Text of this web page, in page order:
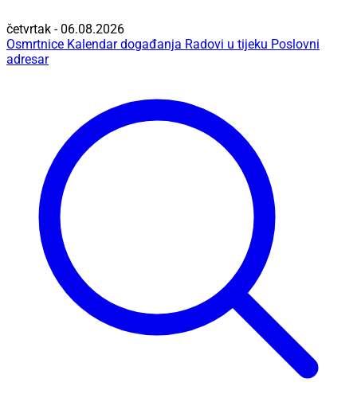
četvrtak - 06.08.2026
Osmrtnice Kalendar događanja Radovi u tijeku Poslovni
adresar